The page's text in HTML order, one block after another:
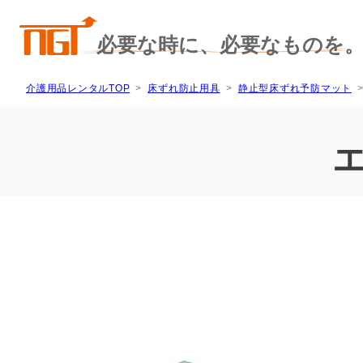
介護用品レンタルTOP 床ずれ防止用具 静止型床ずれ予防マット